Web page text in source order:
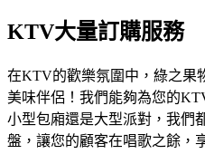
KTV大量訂購服務
在KTV的歡樂氛圍中，綠之果
美味伴侶！我們能夠為您的
小型包廂還是大型派對，我們
盤，讓您的顧客在唱歌之餘，